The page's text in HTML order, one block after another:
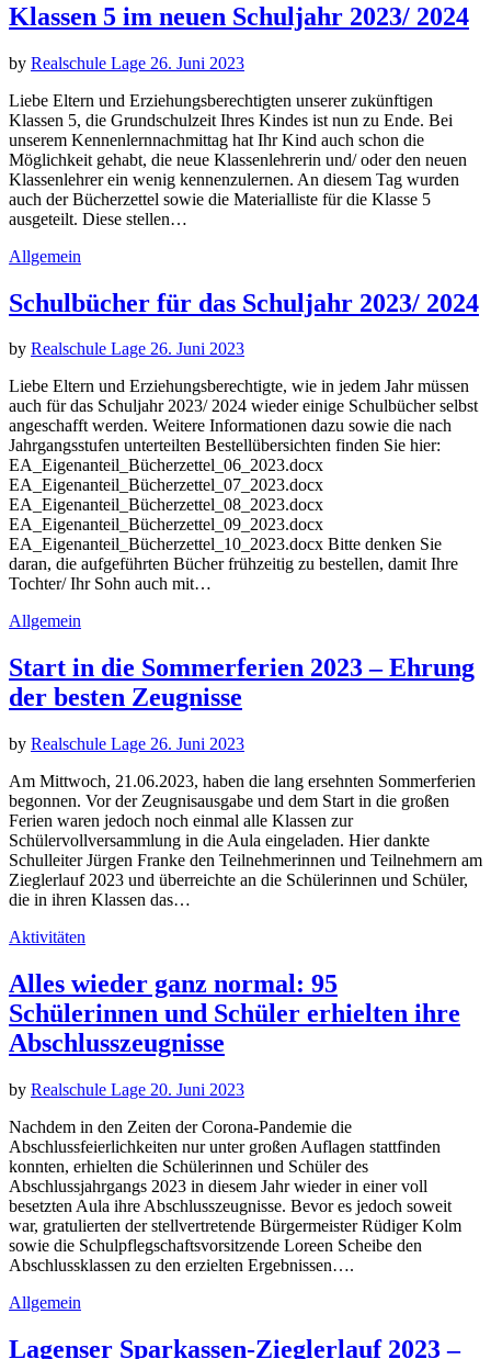
Klassen 5 im neuen Schuljahr 2023/ 2024
by Realschule Lage 26. Juni 2023
Liebe Eltern und Erziehungsberechtigten unserer zukünftigen
Klassen 5, die Grundschulzeit Ihres Kindes ist nun zu Ende. Bei
unserem Kennenlernnachmittag hat Ihr Kind auch schon die
Möglichkeit gehabt, die neue Klassenlehrerin und/ oder den neuen
Klassenlehrer ein wenig kennenzulernen. An diesem Tag wurden
auch der Bücherzettel sowie die Materialliste für die Klasse 5
ausgeteilt. Diese stellen…
Allgemein
Schulbücher für das Schuljahr 2023/ 2024
by Realschule Lage 26. Juni 2023
Liebe Eltern und Erziehungsberechtigte, wie in jedem Jahr müssen
auch für das Schuljahr 2023/ 2024 wieder einige Schulbücher selbst
angeschafft werden. Weitere Informationen dazu sowie die nach
Jahrgangsstufen unterteilten Bestellübersichten finden Sie hier:
EA_Eigenanteil_Bücherzettel_06_2023.docx
EA_Eigenanteil_Bücherzettel_07_2023.docx
EA_Eigenanteil_Bücherzettel_08_2023.docx
EA_Eigenanteil_Bücherzettel_09_2023.docx
EA_Eigenanteil_Bücherzettel_10_2023.docx Bitte denken Sie
daran, die aufgeführten Bücher frühzeitig zu bestellen, damit Ihre
Tochter/ Ihr Sohn auch mit…
Allgemein
Start in die Sommerferien 2023 – Ehrung
der besten Zeugnisse
by Realschule Lage 26. Juni 2023
Am Mittwoch, 21.06.2023, haben die lang ersehnten Sommerferien
begonnen. Vor der Zeugnisausgabe und dem Start in die großen
Ferien waren jedoch noch einmal alle Klassen zur
Schülervollversammlung in die Aula eingeladen. Hier dankte
Schulleiter Jürgen Franke den Teilnehmerinnen und Teilnehmern am
Zieglerlauf 2023 und überreichte an die Schülerinnen und Schüler,
die in ihren Klassen das…
Aktivitäten
Alles wieder ganz normal: 95
Schülerinnen und Schüler erhielten ihre
Abschlusszeugnisse
by Realschule Lage 20. Juni 2023
Nachdem in den Zeiten der Corona-Pandemie die
Abschlussfeierlichkeiten nur unter großen Auflagen stattfinden
konnten, erhielten die Schülerinnen und Schüler des
Abschlussjahrgangs 2023 in diesem Jahr wieder in einer voll
besetzten Aula ihre Abschlusszeugnisse. Bevor es jedoch soweit
war, gratulierten der stellvertretende Bürgermeister Rüdiger Kolm
sowie die Schulpflegschaftsvorsitzende Loreen Scheibe den
Abschlussklassen zu den erzielten Ergebnissen….
Allgemein
Lagenser Sparkassen-Zieglerlauf 2023 –